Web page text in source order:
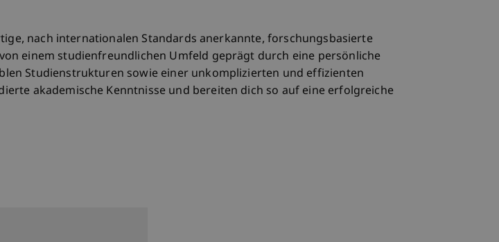
nach internationalen Standards anerkannte, forschungsbasierte
einem studienfreundlichen Umfeld geprägt durch eine persönliche
Studienstrukturen sowie einer unkomplizierten und effizienten
akademische Kenntnisse und bereiten dich so auf eine erfolgreiche